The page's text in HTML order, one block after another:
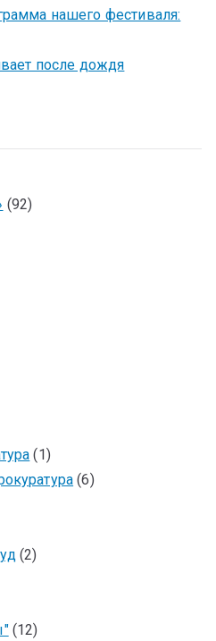
нашего фестиваля:
после дождя
(92)
(1)
(6)
(2)
(12)